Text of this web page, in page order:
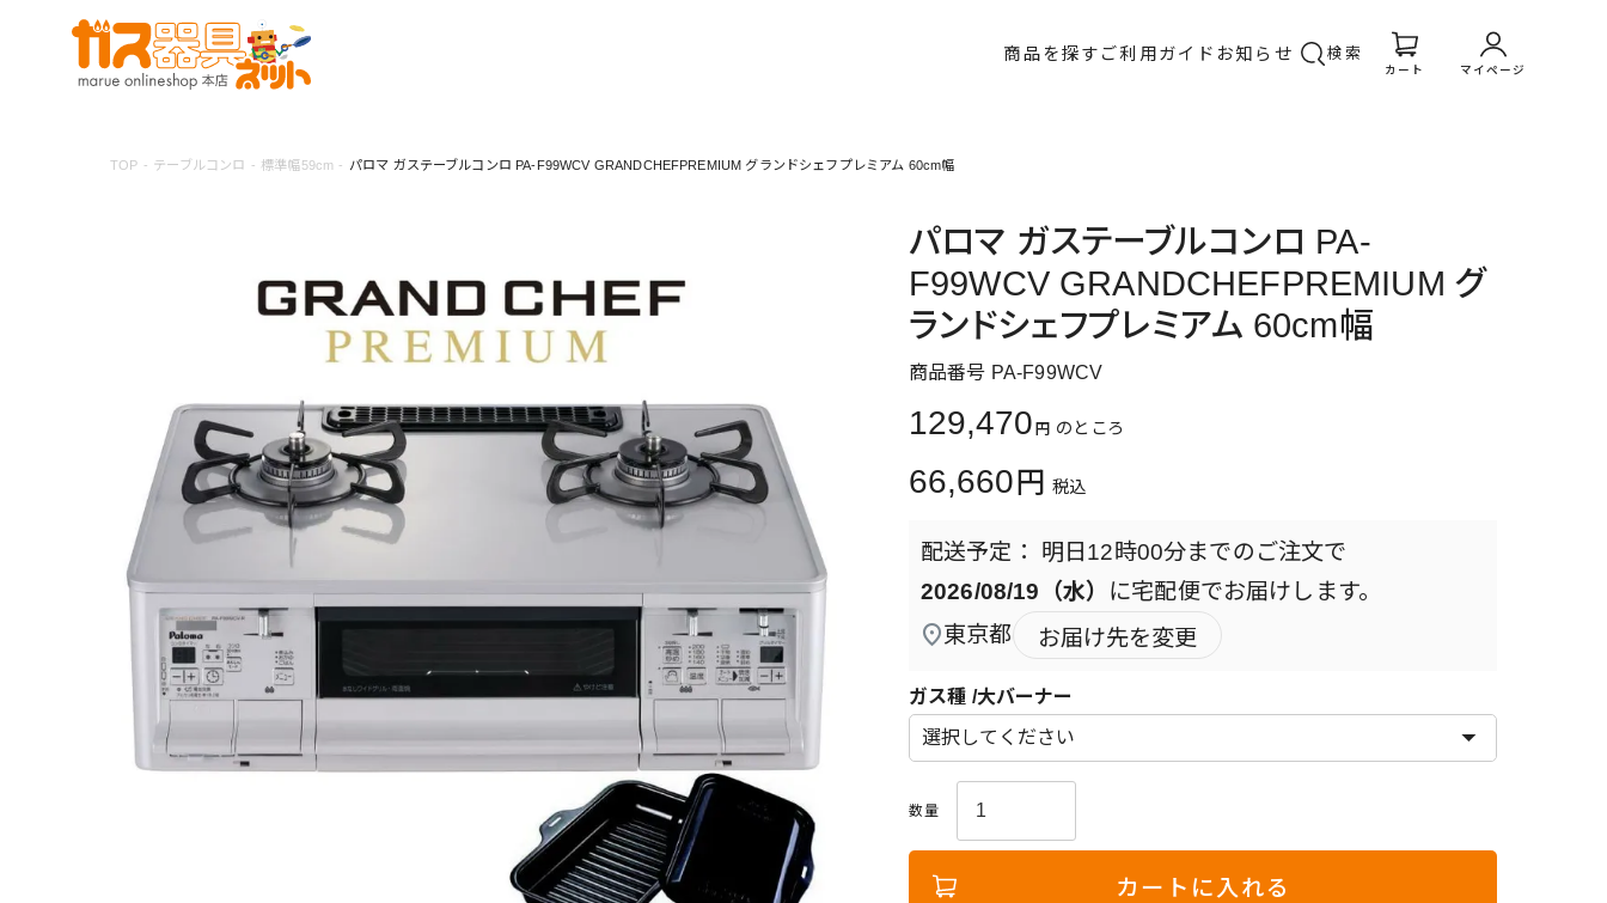
商品を探す ご利用ガイド お知らせ 検索
カート マイページ
TOP テーブルコンロ 標準幅59cm パロマ ガステーブルコンロ PA-F99WCV GRANDCHEFPREMIUM グランドシェフプレミアム 60cm幅
パロマ ガステーブルコンロ PA-
F99WCV GRANDCHEFPREMIUM グ
ランドシェフプレミアム 60cm幅
商品番号 PA-F99WCV
129,470 のところ
66,660 税込
明日 12時00分までのご注文で
2026/08/19（水） に宅配便でお届けします。
東京都
お届け先を変更
ガス種 大バーナー
カートに入れる